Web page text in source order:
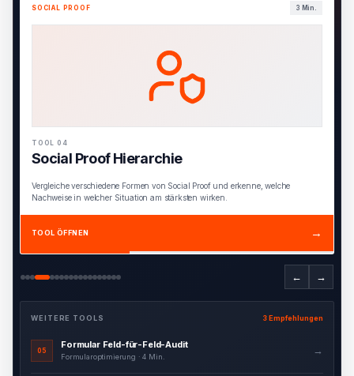
SOCIAL PROOF 3 Min.
TOOL 04
Social Proof Hierarchie
Vergleiche verschiedene Formen von Social Proof und erkenne, welche
Nachweise in welcher Situation am stärksten wirken.
TOOL ÖFFNEN →
← →
WEITERE TOOLS 3 Empfehlungen
05
Formular Feld-für-Feld-Audit
Formularoptimierung · 4 Min.
→